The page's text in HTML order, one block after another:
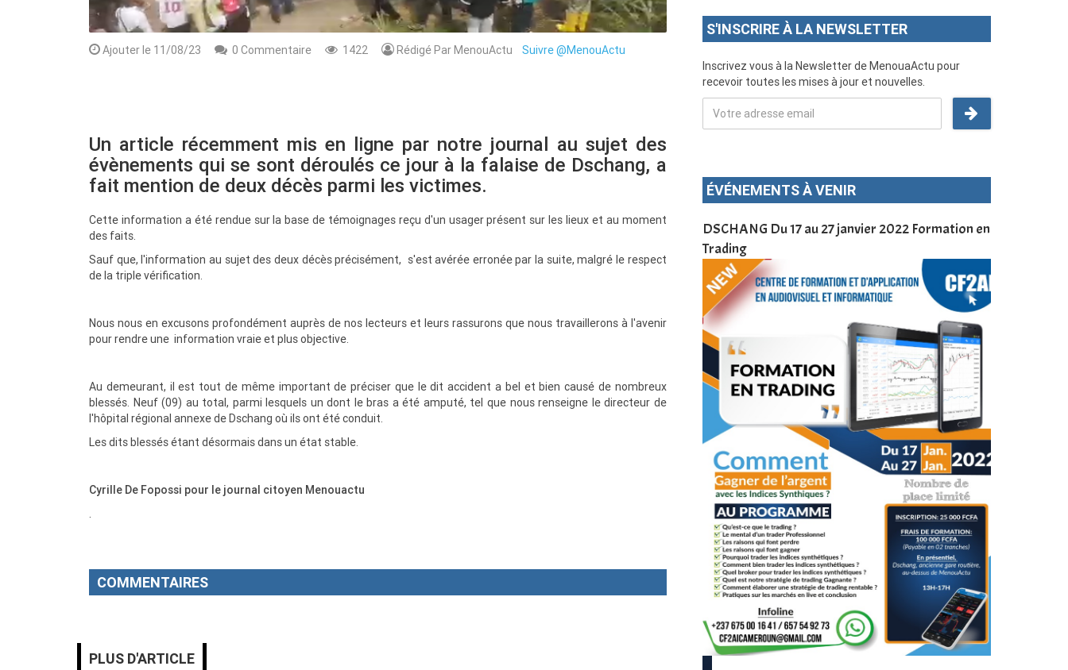
Ajouter le 11/08/23 0 Commentaire 1422 Rédigé Par MenouActuSuivre @MenouActu
Un article récemment mis en ligne par notre journal au sujet des
évènements qui se sont déroulés ce jour à la falaise de Dschang, a
fait mention de deux décès parmi les victimes.
Cette information a été rendue sur la base de témoignages reçu d'un usager présent sur les lieux et au moment
des faits.
Sauf que, l'information au sujet des deux décès précisément, s'est avérée erronée par la suite, malgré le respect
de la triple vérification.
Nous nous en excusons profondément auprès de nos lecteurs et leurs rassurons que nous travaillerons à l'avenir
pour rendre une information vraie et plus objective.
Au demeurant, il est tout de même important de préciser que le dit accident a bel et bien causé de nombreux
blessés. Neuf (09) au total, parmi lesquels un dont le bras a été amputé, tel que nous renseigne le directeur de
l'hôpital régional annexe de Dschang où ils ont été conduit.
Les dits blessés étant désormais dans un état stable.
Cyrille De Fopossi pour le journal citoyen Menouactu
.
COMMENTAIRES
PLUS D'ARTICLE
S'INSCRIRE À LA NEWSLETTER
Inscrivez vous à la Newsletter de MenouaActu pour
recevoir toutes les mises à jour et nouvelles.
ÉVÉNEMENTS À VENIR
Rendez-vous le 10 Octobre avec GESPROS pour
Devenez infographiste professionnel en 10 jours
janvier 2022
DSCHANG Du 17 au 27 janvier 2022 Formation en
Trading
Cameroun